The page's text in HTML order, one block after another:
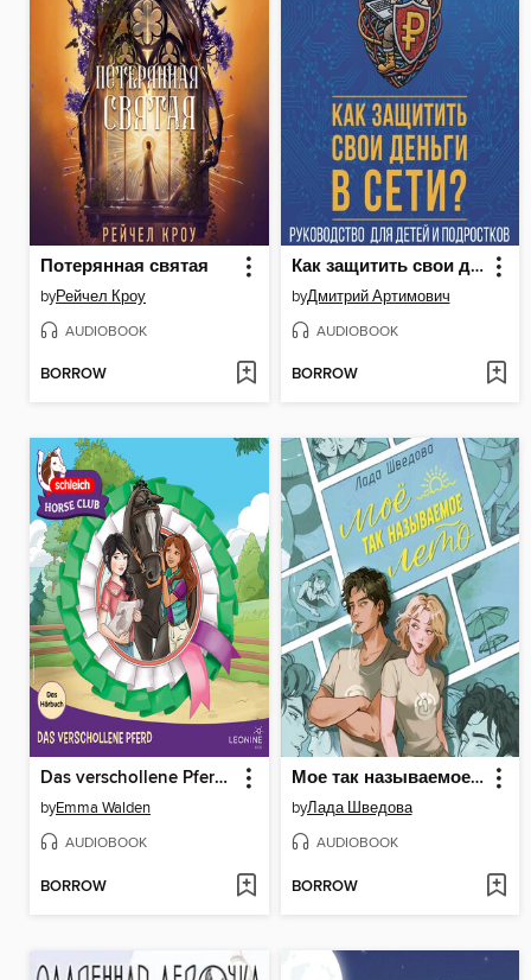
Потерянная святая
byРейчел Кроу
AUDIOBOOK
BORROW
Как защитить свои деньги в сети? Руководство для детей и подростков
byДмитрий Артимович
AUDIOBOOK
BORROW
Das verschollene Pferd--Das Hörbuch
byEmma Walden
AUDIOBOOK
BORROW
Мое так называемое лето
byЛада Шведова
AUDIOBOOK
BORROW